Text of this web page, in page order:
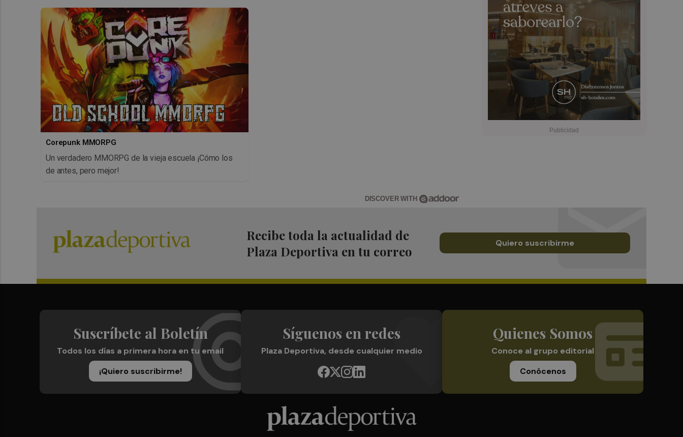
Corepunk MMORPG
Un verdadero MMORPG de la vieja escuela ¡Cómo los
de antes, pero mejor!
DISCOVER WITH
Recibe toda la actualidad de
Plaza Deportiva en tu correo
Quiero suscribirme
Suscríbete al Boletín
Todos los días a primera hora en tu email
¡Quiero suscribirme!
Síguenos en redes
Plaza Deportiva, desde cualquier medio
Quienes Somos
Conoce al grupo editorial
Conócenos